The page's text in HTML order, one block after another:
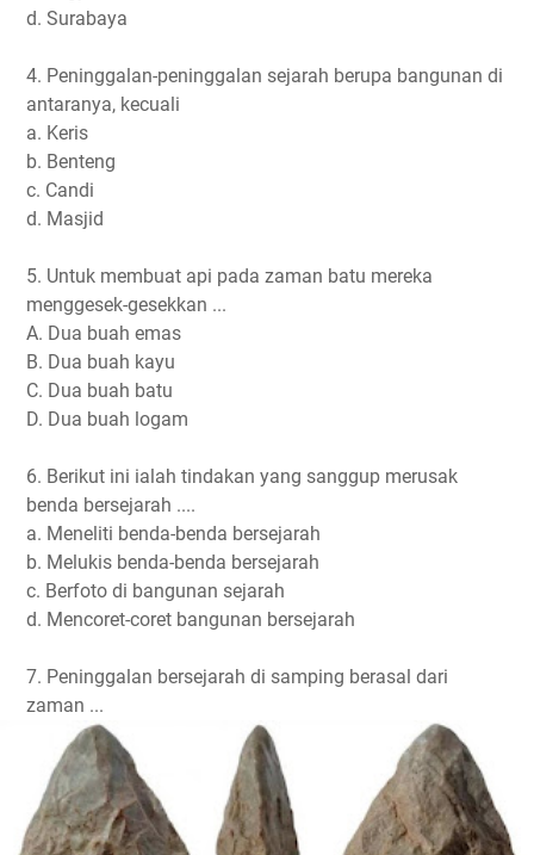
d. Surabaya
4. Peninggalan-peninggalan sejarah berupa bangunan di
antaranya, kecuali
a. Keris
b. Benteng
c. Candi
d. Masjid
5. Untuk membuat api pada zaman batu mereka
menggesek-gesekkan ...
A. Dua buah emas
B. Dua buah kayu
C. Dua buah batu
D. Dua buah logam
6. Berikut ini ialah tindakan yang sanggup merusak
benda bersejarah ....
a. Meneliti benda-benda bersejarah
b. Melukis benda-benda bersejarah
c. Berfoto di bangunan sejarah
d. Mencoret-coret bangunan bersejarah
7. Peninggalan bersejarah di samping berasal dari
zaman ...